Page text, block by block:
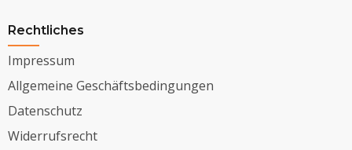
Rechtliches
Impressum
Allgemeine Geschäftsbedingungen
Datenschutz
Widerrufsrecht